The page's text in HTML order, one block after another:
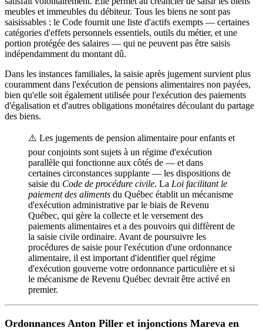
meubles et immeubles du débiteur. Tous les biens ne sont pas
saisissables : le Code fournit une liste d'actifs exempts — certaines
catégories d'effets personnels essentiels, outils du métier, et une
portion protégée des salaires — qui ne peuvent pas être saisis
indépendamment du montant dû.
Dans les instances familiales, la saisie après jugement survient plus
couramment dans l'exécution de pensions alimentaires non payées,
bien qu'elle soit également utilisée pour l'exécution des paiements
d'égalisation et d'autres obligations monétaires découlant du partage
des biens.
⚠️ Les jugements de pension alimentaire pour enfants et
pour conjoints sont sujets à un régime d'exécution
parallèle qui fonctionne aux côtés de — et dans
certaines circonstances supplante — les dispositions de
saisie du Code de procédure civile. La Loi facilitant le
paiement des aliments du Québec établit un mécanisme
d'exécution administrative par le biais de Revenu
Québec, qui gère la collecte et le versement des
paiements alimentaires et a des pouvoirs qui diffèrent de
la saisie civile ordinaire. Avant de poursuivre les
procédures de saisie pour l'exécution d'une ordonnance
alimentaire, il est important d'identifier quel régime
d'exécution gouverne votre ordonnance particulière et si
le mécanisme de Revenu Québec devrait être activé en
premier.
Ordonnances Anton Piller et injonctions Mareva en